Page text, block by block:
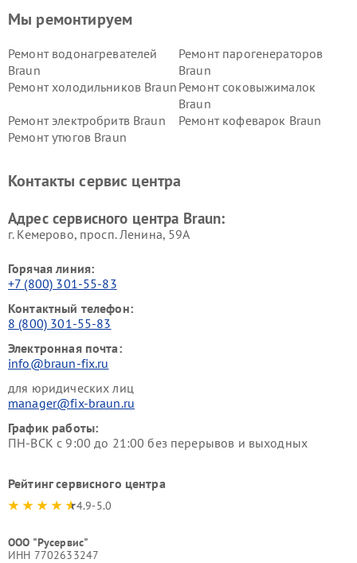
Мы ремонтируем
Ремонт водонагревателей
Braun
Ремонт парогенераторов
Braun
Ремонт холодильников Braun Ремонт соковыжималок
Braun
Ремонт электробритв Braun
Ремонт кофеварок Braun
Ремонт утюгов Braun
Контакты сервис центра
Адрес сервисного центра Braun:
г. Кемерово, просп. Ленина, 59А
Горячая линия:
+7 (800) 301-55-83
Контактный телефон:
8 (800) 301-55-83
Электронная почта:
info@braun-fix.ru
для юридических лиц
manager@fix-braun.ru
График работы:
ПН-ВСК с 9:00 до 21:00 без перерывов и выходных
Рейтинг сервисного центра
4.9-5.0
ООО "Русервис"
ИНН 7702633247